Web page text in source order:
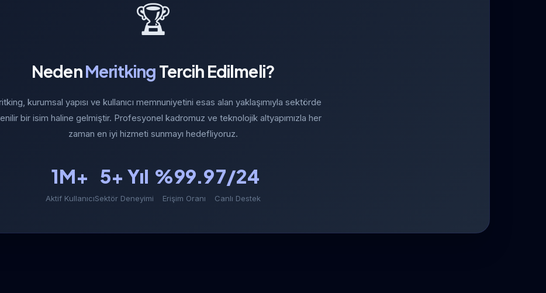
🏆
NedenMeritking Tercih Edilmeli?
kurumsal yapısı ve kullanıcı memnuniyetini esas alan yaklaşımıyla sektörde
bir isim haline gelmiştir. Profesyonel kadromuz ve teknolojik altyapımızla her
zaman en iyi hizmeti sunmayı hedefliyoruz.
1M+
Aktif Kullanıcı
5+ Yıl
Sektör Deneyimi
%99.9
Erişim Oranı
7/24
Canlı Destek